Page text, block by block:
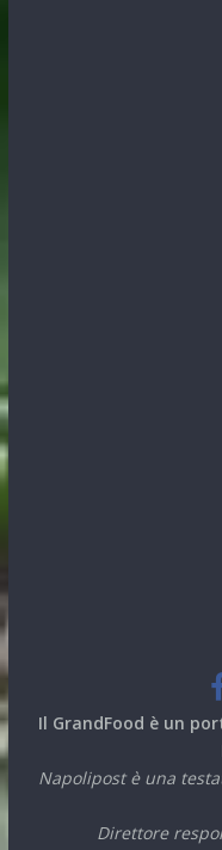
Il GrandFood è un
Napolipost è una
Direttore